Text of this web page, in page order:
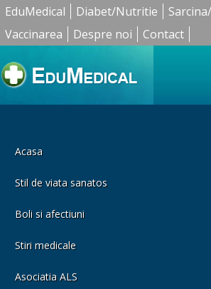
EduMedical Diabet/Nutritie
Vaccinarea
Despre noi Contact
Acasa
Stil de viata sanatos
Boli si afectiuni
Stiri medicale
Asociatia ALS